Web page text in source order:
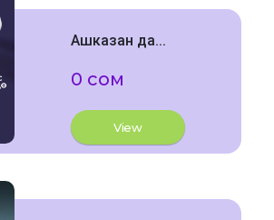
Ашказан да...
0 сом
View